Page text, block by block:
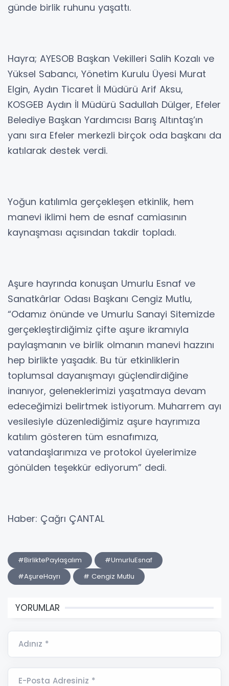
günde birlik ruhunu yaşattı.
Hayra; AYESOB Başkan Vekilleri Salih Kozalı ve
Yüksel Sabancı, Yönetim Kurulu Üyesi Murat
Elgin, Aydın Ticaret İl Müdürü Arif Aksu,
KOSGEB Aydın İl Müdürü Sadullah Dülger, Efeler
Belediye Başkan Yardımcısı Barış Altıntaş’ın
yanı sıra Efeler merkezli birçok oda başkanı da
katılarak destek verdi.
Yoğun katılımla gerçekleşen etkinlik, hem
manevi iklimi hem de esnaf camiasının
kaynaşması açısından takdir topladı.
Aşure hayrında konuşan Umurlu Esnaf ve
Sanatkârlar Odası Başkanı Cengiz Mutlu,
“Odamız önünde ve Umurlu Sanayi Sitemizde
gerçekleştirdiğimiz çifte aşure ikramıyla
paylaşmanın ve birlik olmanın manevi hazzını
hep birlikte yaşadık. Bu tür etkinliklerin
toplumsal dayanışmayı güçlendirdiğine
inanıyor, geleneklerimizi yaşatmaya devam
edeceğimizi belirtmek istiyorum. Muharrem ayı
vesilesiyle düzenlediğimiz aşure hayrımıza
katılım gösteren tüm esnafımıza,
vatandaşlarımıza ve protokol üyelerimize
gönülden teşekkür ediyorum” dedi.
Haber: Çağrı ÇANTAL
#BirliktePaylaşalım
#UmurluEsnaf
#AşureHayrı
# Cengiz Mutlu
YORUMLAR
Adınız *
E-Posta Adresiniz *